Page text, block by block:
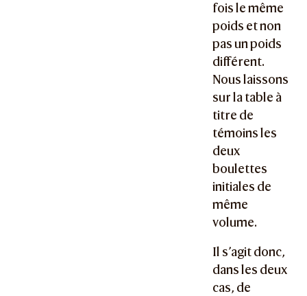
fois le même
poids et non
pas un poids
différent.
Nous laissons
sur la table à
titre de
témoins les
deux
boulettes
initiales de
même
volume.
Il s’agit donc,
dans les deux
cas, de